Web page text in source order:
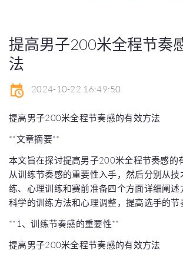
提高男子200米全程节奏
法
2024-10-22 16:49:50
提高男子200米全程节奏感的有效方法
**文章摘要**
本文旨在探讨提高男子200米全程节奏感的
从训练节奏感的重要性入手，然后分别从技
练、心理训练和赛前准备四个方面详细阐述
科学的训练方法和心理调整，提高选手的节
**1、训练节奏感的重要性**
提高男子200米全程节奏感的有效方法